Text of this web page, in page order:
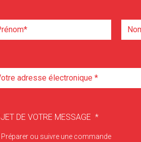
DE VOTRE MESSAGE *
Préparer ou suivre une commande